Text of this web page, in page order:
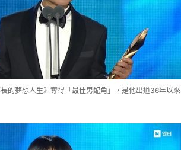
的夢想人生》奪得「最佳男配角」，是他出道36年以來